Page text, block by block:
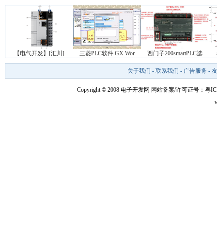
【电气开发】[汇川] 三菱PLC软件 GX Wor 西门子200smartPLC选
关于我们 - 联系我们 - 广告服务 -
Copyright © 2008 电子开发网 网站备案/许可证号：粤